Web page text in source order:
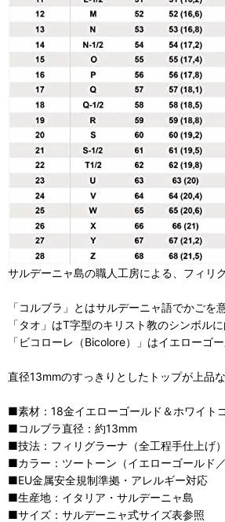
サルデーニャ島の職人工房による、フィリ
「コルブラ」とはサルデーニャ語でかご
「タオ」はT字型のキリスト教のシンボル
「ビコローレ（Bicolore）」はイエローゴ
直径13mmのすっきりとしたトップが上品
■素材：18金イエローゴールド＆ホワイト
■コルブラ直径：約13mm
■技法：フィリグラーナ（全工程手仕上げ）
■カラー：ツートーン（イエローゴールド
■EU金属安全規制準拠・アレルギー対応
■生産地：イタリア・サルデーニャ島
■サイズ：サルデーニャ式サイズ表参照